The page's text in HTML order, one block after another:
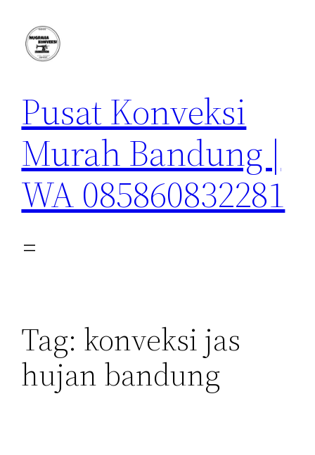
konten
Pusat Konveksi
Murah Bandung |
WA 085860832281
Tag: konveksi jas
hujan bandung